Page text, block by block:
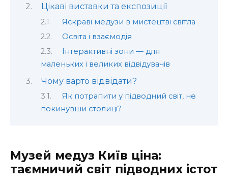
Цікаві виставки та експозиції
Яскраві медузи в мистецтві світла
Освіта і взаємодія
Інтерактивні зони — для
маленьких і великих відвідувачів
Чому варто відвідати?
Як потрапити у підводний світ, не
покинувши столиці?
Музей медуз Київ ціна:
таємничий світ підводних істот